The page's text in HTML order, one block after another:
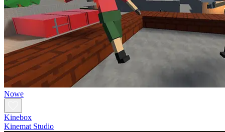
Nowe
Kinebox
Kinemat Studio